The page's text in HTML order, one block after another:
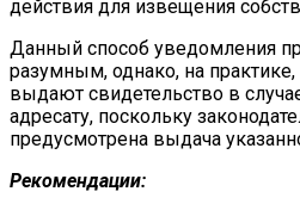
действия для извещения
Данный способ уведомления
разумным, однако, на
выдают свидетельство в
адресату, поскольку
предусмотрена выдача
Рекомендации: